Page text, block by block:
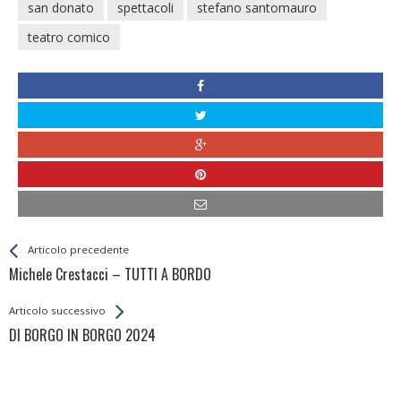
san donato
spettacoli
stefano santomauro
teatro comico
LeggiArticolo precedente
Michele Crestacci – TUTTI A BORDO
Back
All
Articolo successivo
DI BORGO IN BORGO 2024